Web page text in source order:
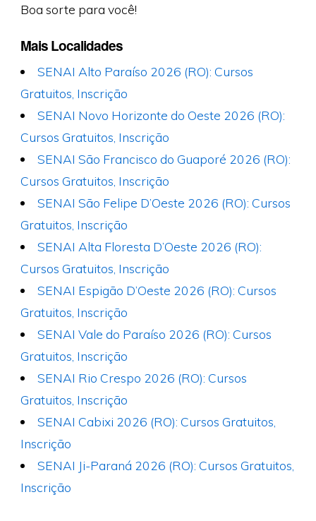
Boa sorte para você!
Mais Localidades
SENAI Alto Paraíso 2026 (RO): Cursos
Gratuitos, Inscrição
SENAI Novo Horizonte do Oeste 2026 (RO):
Cursos Gratuitos, Inscrição
SENAI São Francisco do Guaporé 2026 (RO):
Cursos Gratuitos, Inscrição
SENAI São Felipe D’Oeste 2026 (RO): Cursos
Gratuitos, Inscrição
SENAI Alta Floresta D’Oeste 2026 (RO):
Cursos Gratuitos, Inscrição
SENAI Espigão D’Oeste 2026 (RO): Cursos
Gratuitos, Inscrição
SENAI Vale do Paraíso 2026 (RO): Cursos
Gratuitos, Inscrição
SENAI Rio Crespo 2026 (RO): Cursos
Gratuitos, Inscrição
SENAI Cabixi 2026 (RO): Cursos Gratuitos,
Inscrição
SENAI Ji-Paraná 2026 (RO): Cursos Gratuitos,
Inscrição